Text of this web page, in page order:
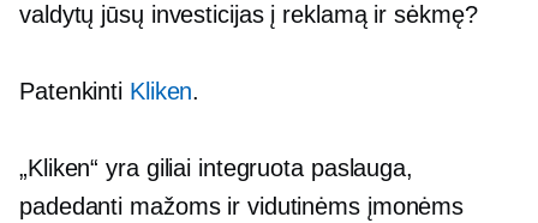
valdytų jūsų investicijas į reklamą ir sėkmę?
Patenkinti Kliken.
„Kliken“ yra giliai integruota paslauga,
padedanti mažoms ir vidutinėms įmonėms